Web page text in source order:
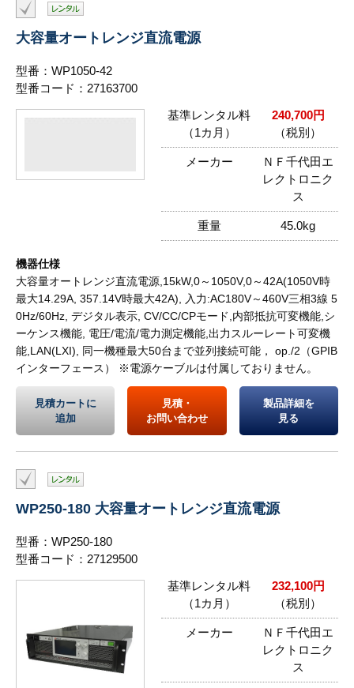
大容量オートレンジ直流電源
型番：WP1050-42
型番コード：27163700
基準レンタル料
（1カ月）
240,700円
（税別）
メーカー
ＮＦ千代田エ
レクトロニク
ス
重量 45.0kg
機器仕様
大容量オートレンジ直流電源,15kW,0～1050V,0～42A(1050V時
最大14.29A, 357.14V時最大42A), 入力:AC180V～460V三相3線 5
0Hz/60Hz, デジタル表示, CV/CC/CPモード,内部抵抗可変機能,シ
ーケンス機能, 電圧/電流/電力測定機能,出力スルーレート可変機
能,LAN(LXI), 同一機種最大50台まで並列接続可能， op./2（GPIB
インターフェース） ※電源ケーブルは付属しておりません。
見積カートに
追加
見積・
お問い合わせ
製品詳細を
見る
WP250-180 大容量オートレンジ直流電源
型番：WP250-180
型番コード：27129500
基準レンタル料
（1カ月）
232,100円
（税別）
メーカー
ＮＦ千代田エ
レクトロニク
ス